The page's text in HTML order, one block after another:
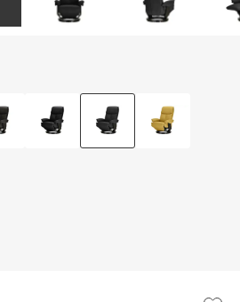
Medium: BHT ca. 76 x 108 x 81 cm